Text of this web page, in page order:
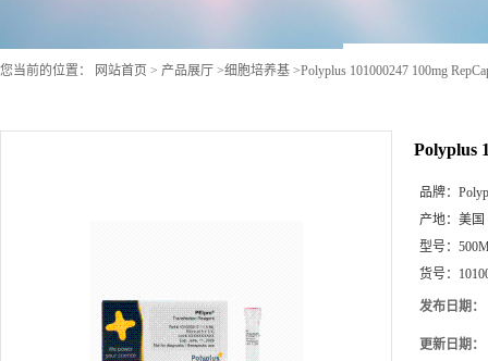
您当前的位置： 网站首页 > 产品展厅 >细胞培养基 >Polyplus 101000247 100mg
Polyplus
品牌：
产地： 美国
型号：
货号：
发布日期：
更新日期：